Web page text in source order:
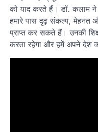
को याद करते हैं। डॉ. कलाम
हमारे पास दृढ़ संकल्प, मेहनत
प्राप्त कर सकते हैं। उनकी
करता रहेगा और हमें अपने देश